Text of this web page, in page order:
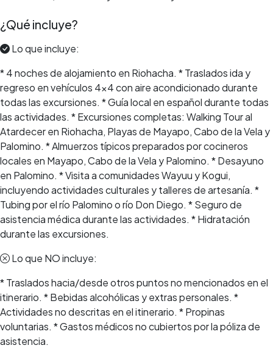
¿Qué incluye?
Lo que incluye:
* 4 noches de alojamiento en Riohacha. * Traslados ida y
regreso en vehículos 4x4 con aire acondicionado durante
todas las excursiones. * Guía local en español durante todas
las actividades. * Excursiones completas: Walking Tour al
Atardecer en Riohacha, Playas de Mayapo, Cabo de la Vela y
Palomino. * Almuerzos típicos preparados por cocineros
locales en Mayapo, Cabo de la Vela y Palomino. * Desayuno
en Palomino. * Visita a comunidades Wayuu y Kogui,
incluyendo actividades culturales y talleres de artesanía. *
Tubing por el río Palomino o río Don Diego. * Seguro de
asistencia médica durante las actividades. * Hidratación
durante las excursiones.
Lo que NO incluye:
* Traslados hacia/desde otros puntos no mencionados en el
itinerario. * Bebidas alcohólicas y extras personales. *
Actividades no descritas en el itinerario. * Propinas
voluntarias. * Gastos médicos no cubiertos por la póliza de
asistencia.